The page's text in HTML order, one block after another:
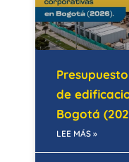
de
Bogotá
LEE MÁS »